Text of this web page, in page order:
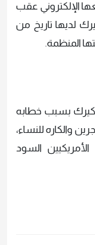
الإلكتروني عقب
لديها تاريخ من
المنظمة.
كيرك بسبب خطابه
والكاره للنساء،
السود